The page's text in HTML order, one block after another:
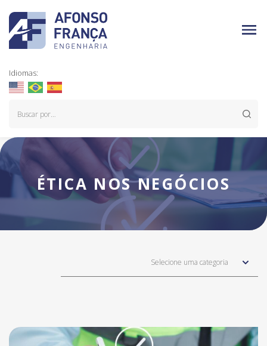
Idiomas:
ÉTICA NOS NEGÓCIOS
Selecione uma categoria